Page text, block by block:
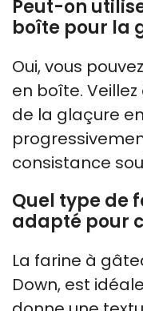
Peut-on
boîte pour la
Oui, vous
en boîte.
de la glaçure
consistance
Quel type de
adapté pour
La farine à
Down, est